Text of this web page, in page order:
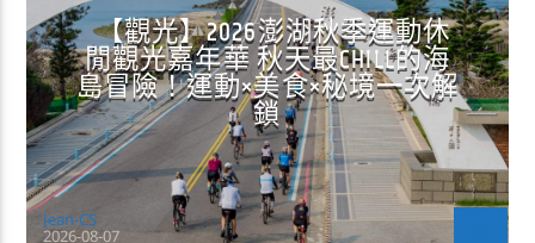
【觀光】2026澎湖秋季運動休
閒觀光嘉年華 秋天最CHILL的海
島冒險！運動×美食×秘境一次解
鎖
Jean-CS
2026-08-07